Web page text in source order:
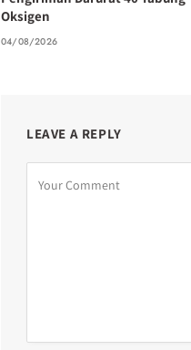
Oksigen
04/08/2026
LEAVE A REPLY